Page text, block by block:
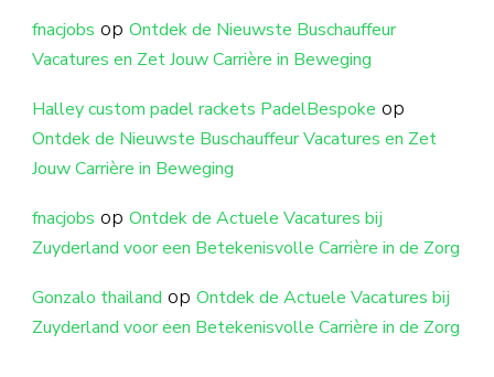
fnacjobs op Ontdek de Nieuwste Buschauffeur
Vacatures en Zet Jouw Carrière in Beweging
Halley custom padel rackets PadelBespoke op
Ontdek de Nieuwste Buschauffeur Vacatures en Zet
Jouw Carrière in Beweging
fnacjobs op Ontdek de Actuele Vacatures bij
Zuyderland voor een Betekenisvolle Carrière in de Zorg
Gonzalo thailand op Ontdek de Actuele Vacatures bij
Zuyderland voor een Betekenisvolle Carrière in de Zorg